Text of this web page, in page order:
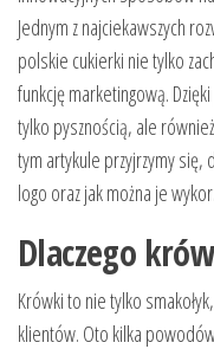
Jednym z najciekawszych
polskie cukierki nie tylko
funkcję marketingową.
tylko pysznością, ale
tym artykule przyjrzymy się,
logo oraz jak można je
Dlaczego
Krówki to nie tylko
klientów. Oto kilka